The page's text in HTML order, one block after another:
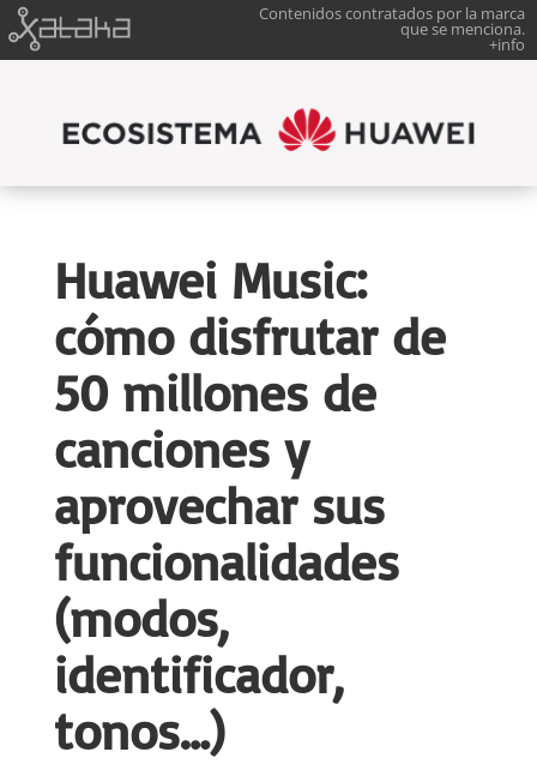
Contenidos contratados por la marca
que se menciona.
+info
Huawei Music:
cómo disfrutar de
50 millones de
canciones y
aprovechar sus
funcionalidades
(modos,
identificador,
tonos…)